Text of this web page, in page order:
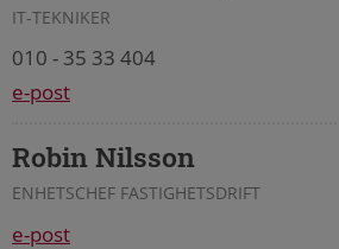
IT-TEKNIKER
010 - 35 33 404
e-post
Robin Nilsson
ENHETSCHEF FASTIGHETSDRIFT
e-post